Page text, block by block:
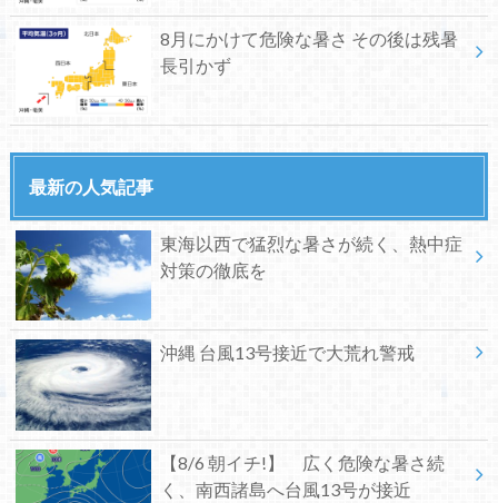
8月にかけて危険な暑さ その後は残暑
長引かず
最新の人気記事
東海以西で猛烈な暑さが続く、熱中症
対策の徹底を
沖縄 台風13号接近で大荒れ警戒
【8/6 朝イチ!】 広く危険な暑さ続
く、南西諸島へ台風13号が接近